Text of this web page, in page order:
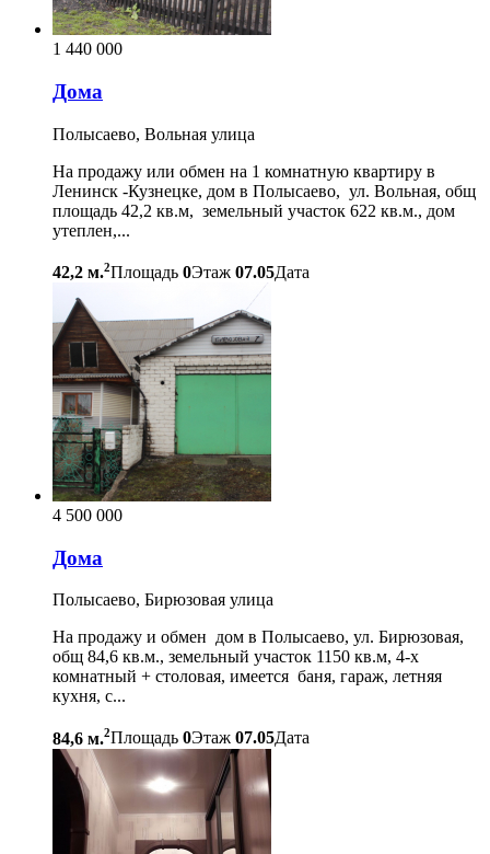
1 440 000
Дома
Полысаево, Вольная улица
На продажу или обмен на 1 комнатную квартиру в
Ленинск -Кузнецке, дом в Полысаево, ул. Вольная, общ
площадь 42,2 кв.м, земельный участок 622 кв.м., дом
утеплен,...
42,2 м.2Площадь 0Этаж 07.05Дата
4 500 000
Дома
Полысаево, Бирюзовая улица
На продажу и обмен дом в Полысаево, ул. Бирюзовая,
общ 84,6 кв.м., земельный участок 1150 кв.м, 4-х
комнатный + столовая, имеется баня, гараж, летняя
кухня, с...
84,6 м.2Площадь 0Этаж 07.05Дата